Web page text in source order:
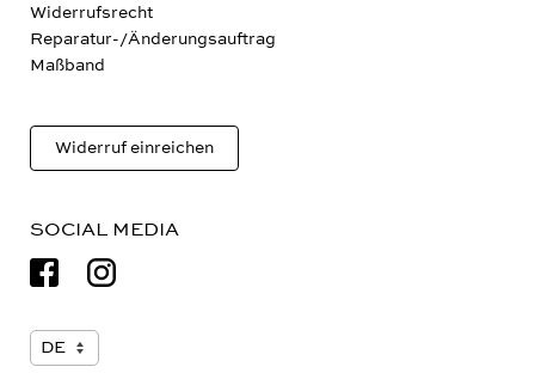
Widerrufsrecht
Reparatur-/Änderungsauftrag
Maßband
Widerruf einreichen
SOCIAL MEDIA